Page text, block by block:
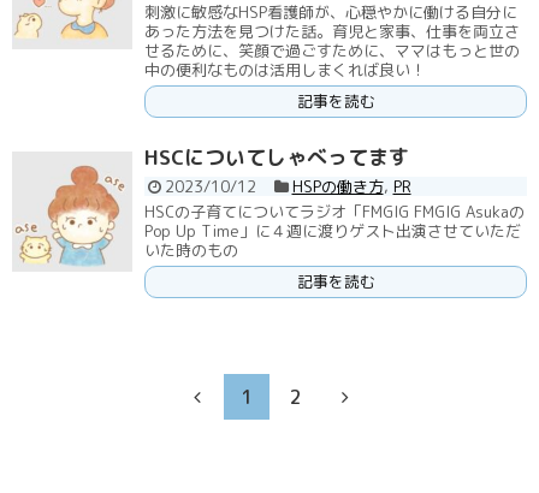
刺激に敏感なHSP看護師が、心穏やかに働ける自分に
あった方法を見つけた話。育児と家事、仕事を両立さ
せるために、笑顔で過ごすために、ママはもっと世の
中の便利なものは活用しまくれば良い！
記事を読む
HSCについてしゃべってます
2023/10/12 HSPの働き方, PR
HSCの子育てについてラジオ「FMGIG FMGIG Asukaの
Pop Up Time」に４週に渡りゲスト出演させていただ
いた時のもの
記事を読む
1 2